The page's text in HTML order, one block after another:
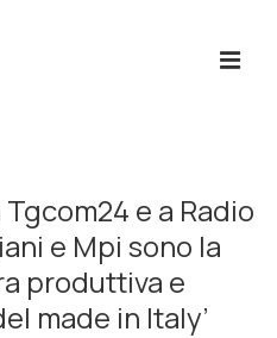
Tgcom24 e a Radio
e Mpi sono la
produttiva e
made in Italy’